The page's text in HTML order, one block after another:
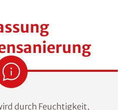
durch Feuchtigkeit,